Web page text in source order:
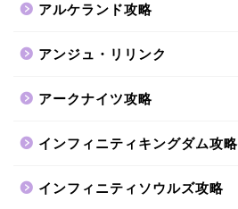
アルケランド攻略
アンジュ・リリンク
アークナイツ攻略
インフィニティキングダム攻略
インフィニティソウルズ攻略